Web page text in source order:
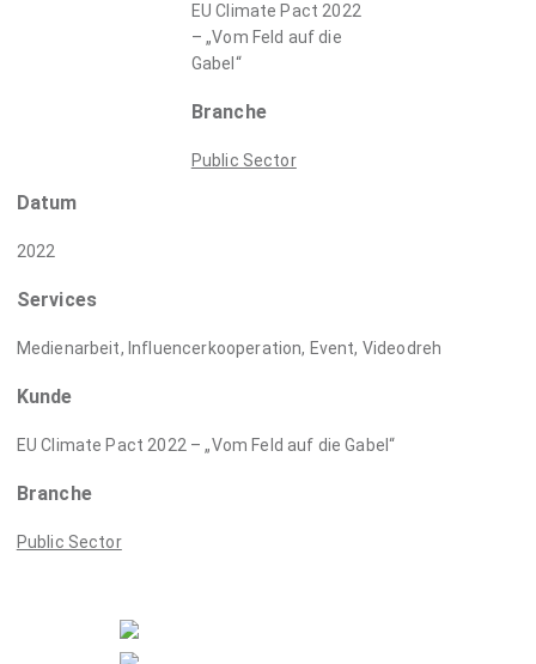
EU Climate Pact 2022
– „Vom Feld auf die
Gabel“
Branche
Public Sector
Datum
2022
Services
Medienarbeit, Influencerkooperation, Event, Videodreh
Kunde
EU Climate Pact 2022 – „Vom Feld auf die Gabel“
Branche
Public Sector